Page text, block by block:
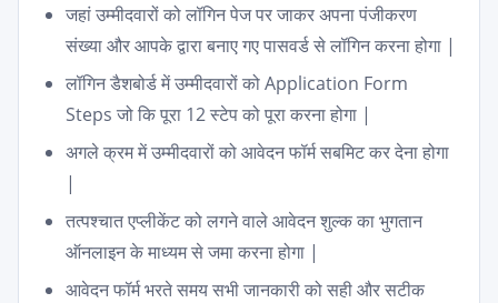
जहां उम्मीदवारों को लॉगिन पेज पर जाकर अपना पंजीकरण
संख्या और आपके द्वारा बनाए गए पासवर्ड से लॉगिन करना होगा |
लॉगिन डैशबोर्ड में उम्मीदवारों को Application Form
Steps जो कि पूरा 12 स्टेप को पूरा करना होगा |
अगले क्रम में उम्मीदवारों को आवेदन फॉर्म सबमिट कर देना होगा
|
तत्पश्चात एप्लीकेंट को लगने वाले आवेदन शुल्क का भुगतान
ऑनलाइन के माध्यम से जमा करना होगा |
आवेदन फॉर्म भरते समय सभी जानकारी को सही और सटीक